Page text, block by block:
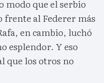
modo que el serbio
al Federer más
en cambio, luchó
esplendor. Y eso
que los otros no